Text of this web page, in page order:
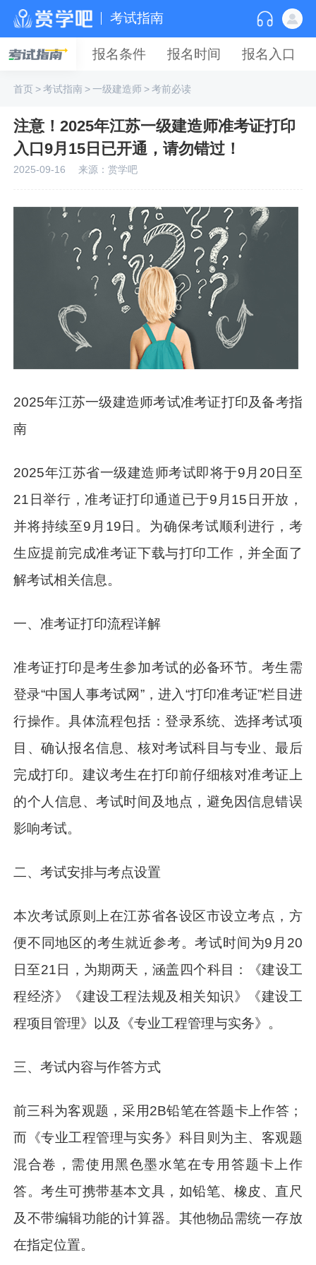
考试指南
报名条件 报名时间 报名入口
首页>考试指南>一级建造师>考前必读
注意！2025年江苏一级建造师准考证打印
入口9月15日已开通，请勿错过！
2025-09-16 来源：赏学吧
2025年江苏一级建造师考试准考证打印及备考指
南
2025年江苏省一级建造师考试即将于9月20日至
21日举行，准考证打印通道已于9月15日开放，
并将持续至9月19日。为确保考试顺利进行，考
生应提前完成准考证下载与打印工作，并全面了
解考试相关信息。
一、准考证打印流程详解
准考证打印是考生参加考试的必备环节。考生需
登录“中国人事考试网”，进入“打印准考证”栏目进
行操作。具体流程包括：登录系统、选择考试项
目、确认报名信息、核对考试科目与专业、最后
完成打印。建议考生在打印前仔细核对准考证上
的个人信息、考试时间及地点，避免因信息错误
影响考试。
二、考试安排与考点设置
本次考试原则上在江苏省各设区市设立考点，方
便不同地区的考生就近参考。考试时间为9月20
日至21日，为期两天，涵盖四个科目：《建设工
程经济》《建设工程法规及相关知识》《建设工
程项目管理》以及《专业工程管理与实务》。
三、考试内容与作答方式
前三科为客观题，采用2B铅笔在答题卡上作答；
而《专业工程管理与实务》科目则为主、客观题
混合卷，需使用黑色墨水笔在专用答题卡上作
答。考生可携带基本文具，如铅笔、橡皮、直尺
及不带编辑功能的计算器。其他物品需统一存放
在指定位置。